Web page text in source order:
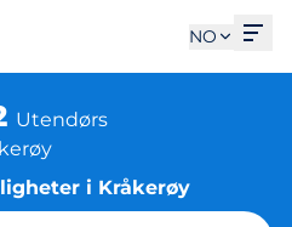
NO
Utendørs
i Kråkerøy